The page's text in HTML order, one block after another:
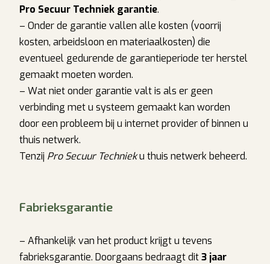
Pro Secuur Techniek garantie.
– Onder de garantie vallen alle kosten (voorrij
kosten, arbeidsloon en materiaalkosten) die
eventueel gedurende de garantieperiode ter herstel
gemaakt moeten worden.
– Wat niet onder garantie valt is als er geen
verbinding met u systeem gemaakt kan worden
door een probleem bij u internet provider of binnen u
thuis netwerk.
Tenzij Pro Secuur Technieku thuis netwerk beheerd.
Fabrieksgarantie
– Afhankelijk van het product krijgt u tevens
fabrieksgarantie. Doorgaans bedraagt dit3 jaar